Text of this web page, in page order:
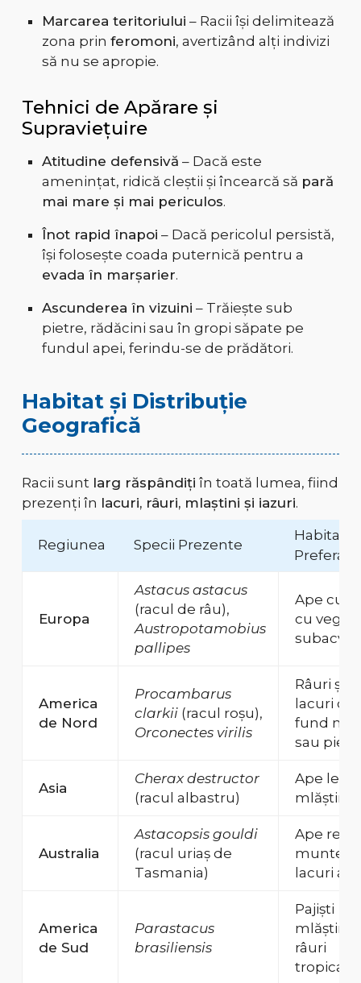
Marcarea teritoriului – Racii își delimitează
zona prin feromoni, avertizând alți indivizi
să nu se apropie.
Tehnici de Apărare și
Supraviețuire
Atitudine defensivă – Dacă este
amenințat, ridică cleștii și încearcă să pară
mai mare și mai periculos.
Înot rapid înapoi – Dacă pericolul persistă,
își folosește coada puternică pentru a
evada în marșarier.
Ascunderea în vizuini – Trăiește sub
pietre, rădăcini sau în gropi săpate pe
fundul apei, ferindu-se de prădători.
Habitat și Distribuție
Geografică
Racii sunt larg răspândiți în toată lumea, fiind
prezenți în lacuri, râuri, mlaștini și iazuri.
Regiunea Specii Prezente
Habitat
Preferat
Europa
Astacus astacus
(racul de râu),
Austropotamobius
pallipes
Ape
cu
America
de Nord
Procambarus
clarkii(racul roșu),
Orconectes virilis
Râuri și
lacuri cu
fund
sau
Asia
Cherax destructor
(racul albastru)
Ape
Australia
Astacopsis gouldi
(racul uriaș de
Tasmania)
Ape reci
munte,
lacuri
America
de Sud
Parastacus
brasiliensis
Pajiști
râuri
tropicale